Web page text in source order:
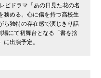
ビドラマ「あの日見た花の名
務める。心に傷を持つ高校生
ら独特の存在感で演じきり話
にて初舞台となる「書を捨
出演予定。